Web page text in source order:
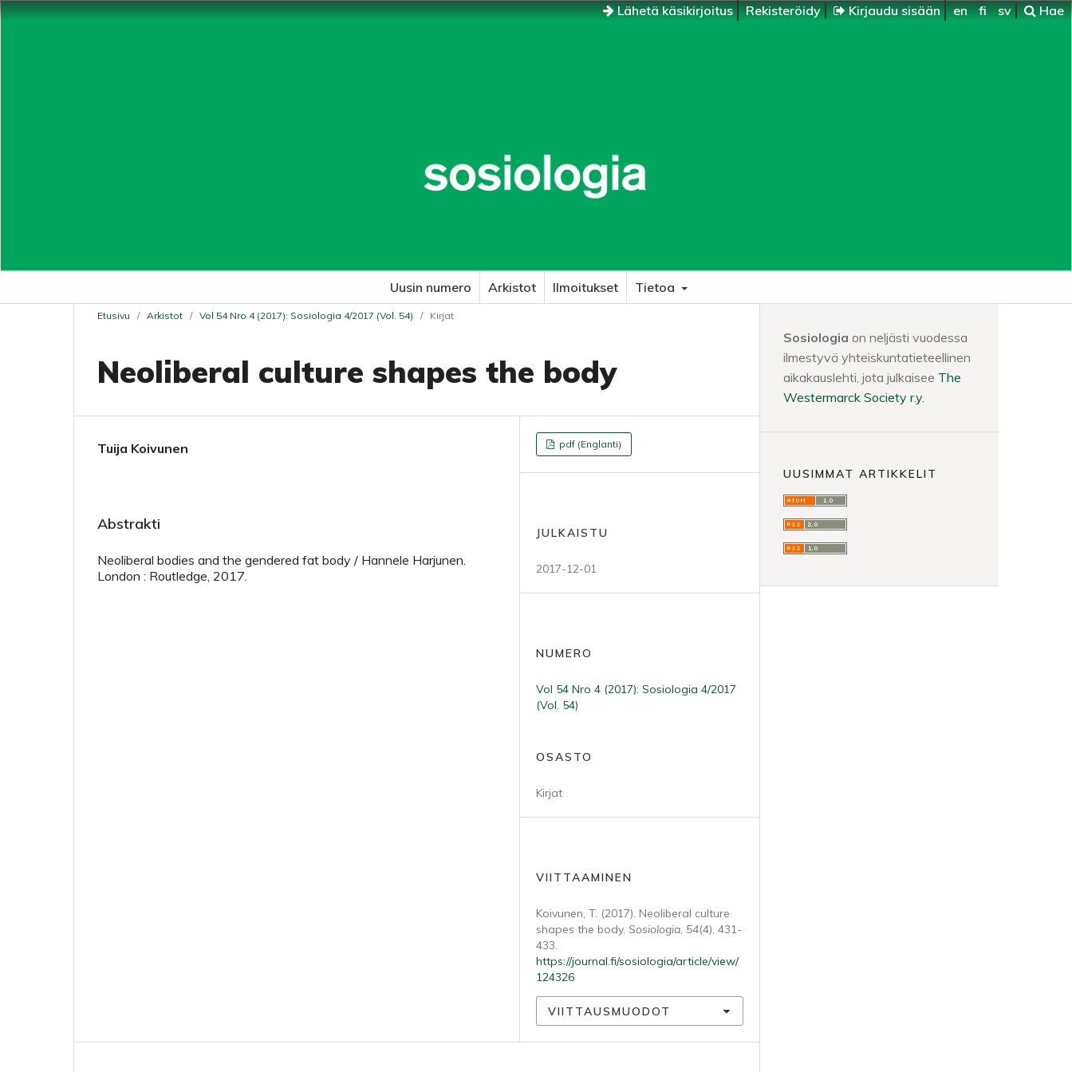
Lähetä käsikirjoitus Rekisteröidy Kirjaudu sisään en fi sv Hae
Uusin numero Arkistot Ilmoitukset Tietoa
Etusivu / Arkistot / Vol 54 Nro 4 (2017): Sosiologia 4/2017 (Vol. 54) / Kirjat
Neoliberal culture shapes the body
Tuija Koivunen
Abstrakti
Neoliberal bodies and the gendered fat body / Hannele Harjunen.
London : Routledge, 2017.
pdf (Englanti)
JULKAISTU
2017-12-01
NUMERO
Vol 54 Nro 4 (2017): Sosiologia 4/2017
(Vol. 54)
OSASTO
Kirjat
VIITTAAMINEN
Koivunen, T. (2017). Neoliberal culture
shapes the body. Sosiologia, 54(4), 431-
433.
https://journal.fi/sosiologia/article/view/
124326
VIITTAUSMUODOT
Sosiologia on neljästi vuodessa
ilmestyvä yhteiskuntatieteellinen
aikakauslehti, jota julkaisee The
Westermarck Society r.y.
UUSIMMAT ARTIKKELIT